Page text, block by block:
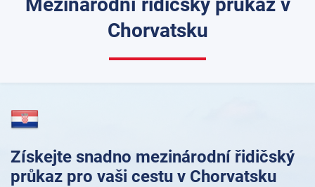
Chorvatsku
Získejte snadno mezinárodní řidičský
průkaz pro vaši cestu v Chorvatsku